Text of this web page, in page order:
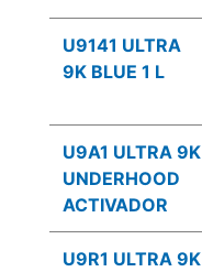
U9141 ULTRA
9K BLUE 1 L
U9A1 ULTRA 9K
UNDERHOOD
ACTIVADOR
U9R1 ULTRA 9K